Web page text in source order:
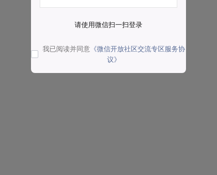
请使用微信扫一扫登录
我已阅读并同意 《微信开放社区交流专区服务协
议》